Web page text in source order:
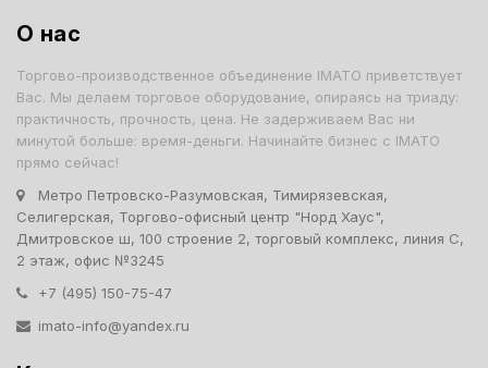
О нас
Торгово-производственное объединение IMATO приветствует
Вас. Мы делаем торговое оборудование, опираясь на триаду:
практичность, прочность, цена. Не задерживаем Вас ни
минутой больше: время-деньги. Начинайте бизнес с IMATO
прямо сейчас!
Метро Петровско-Разумовская, Тимирязевская,
Селигерская, Торгово-офисный центр "Норд Хаус",
Дмитровское ш, 100 строение 2, торговый комплекс, линия С,
2 этаж, офис №3245
+7 (495) 150-75-47
imato-info@yandex.ru